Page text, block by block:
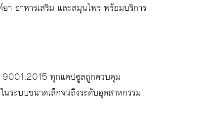
อาหารเสริม และสมุนไพร พร้อมบริการ
9001:2015 ทุกแคปซูลถูกควบคุม
ระบบขนาดเล็กจนถึงระดับอุตสาหกรรม